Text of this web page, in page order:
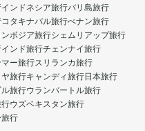
インドネシア旅行バリ島旅行
コタキナバル旅行ぺナン旅行
ンボジア旅行シェムリアップ旅行
インド旅行チェンナイ旅行
マー旅行スリランカ旅行
ヤ旅行キャンディ旅行日本旅行
旅行ウランバートル旅行
ウズベキスタン旅行
行